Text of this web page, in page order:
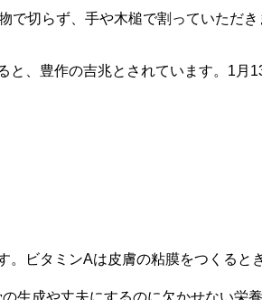
切らず、手や木槌で割っていただ
、豊作の吉兆とされています。1月
ビタミンAは皮膚の粘膜をつくる
生成や丈夫にするのに欠かせない栄養